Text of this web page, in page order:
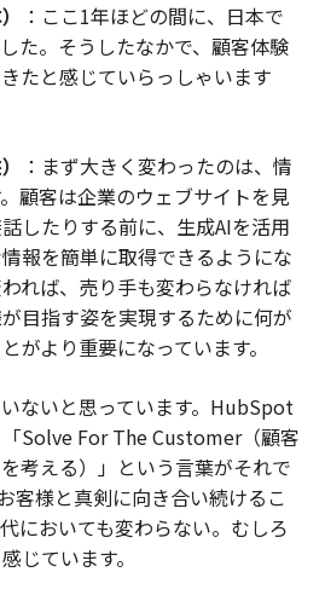
：ここ1年ほどの間に、日本で
た。そうしたなかで、顧客体験
たと感じていらっしゃいます
：まず大きく変わったのは、情
顧客は企業のウェブサイトを見
したりする前に、生成AIを活用
報を簡単に取得できるようにな
れば、売り手も変わらなければ
目指す姿を実現するために何が
がより重要になっています。
ないと思っています。HubSpot
Solve For The Customer（顧客
考える）」という言葉がそれで
客様と真剣に向き合い続けるこ
においても変わらない。むしろ
じています。